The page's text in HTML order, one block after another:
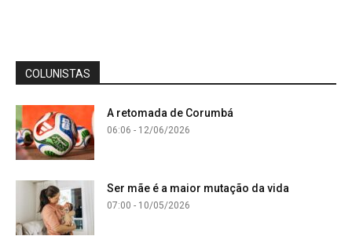
COLUNISTAS
A retomada de Corumbá
06:06 - 12/06/2026
Ser mãe é a maior mutação da vida
07:00 - 10/05/2026